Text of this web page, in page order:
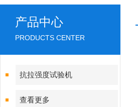
产品中心
PRODUCTS CENTER
抗拉强度试验机
查看更多